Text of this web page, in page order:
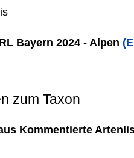
Bayern 2024 - Alpen
zum Taxon
Kommentierte